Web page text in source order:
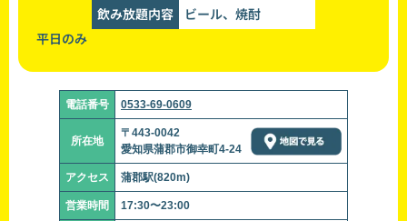
飲み放題内容
ビール、焼酎
平日のみ
電話番号 0533-69-0609
所在地
〒443-0042
愛知県蒲郡市御幸町4-24
アクセス 蒲郡駅(820m)
営業時間 17:30〜23:00